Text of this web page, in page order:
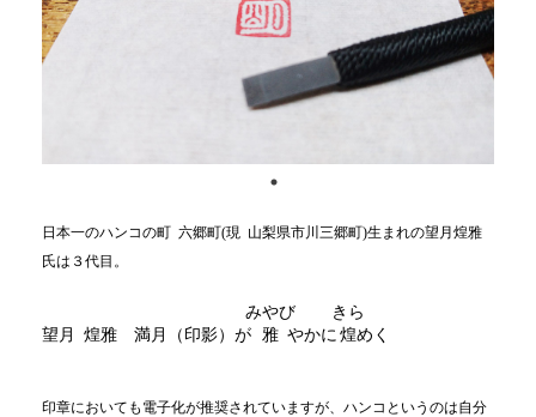
日本一のハンコの町 六郷町(現 山梨県市川三郷町)生まれの望月煌雅
氏は３代目。
望月 煌雅 満月（印影）が 雅
みやび
やかに煌
きら
めく
印章においても電子化が推奨されていますが、ハンコというのは自分